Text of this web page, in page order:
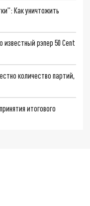
Как уничтожить
известный рэпер 50 Cent
количество партий,
итогового